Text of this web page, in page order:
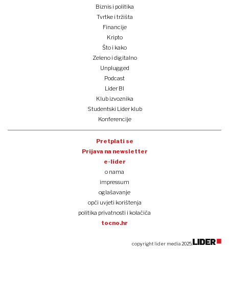
Biznis i politika
Tvrtke i tržišta
Financije
Kripto
Što i kako
Zeleno i digitalno
Unplugged
Podcast
Lider BI
Klub izvoznika
Studentski Lider klub
Konferencije
Pretplati se
Prijava na newsletter
e-lider
o nama
impressum
oglašavanje
opći uvjeti korištenja
politika privatnosti i kolačića
tocno.hr
copyright lider media 2025.